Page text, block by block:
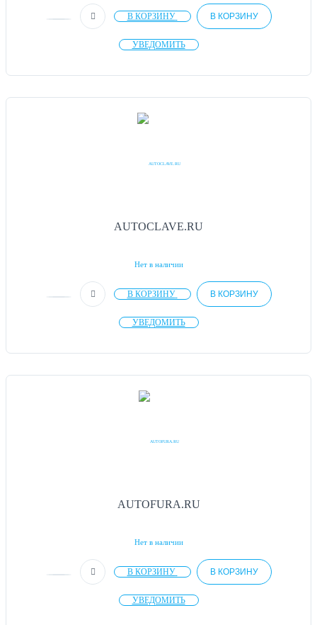
В КОРЗИНУ В КОРЗИНУ
УВЕДОМИТЬ
AUTOCLAVE.RU
Нет в наличии
В КОРЗИНУ В КОРЗИНУ
УВЕДОМИТЬ
AUTOFURA.RU
Нет в наличии
В КОРЗИНУ В КОРЗИНУ
УВЕДОМИТЬ